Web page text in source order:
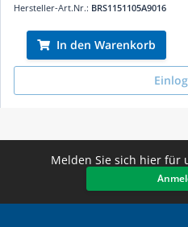
Hersteller-Art.Nr.: BRS1151105A9016
In den Warenkorb
Melden Sie sich hier für